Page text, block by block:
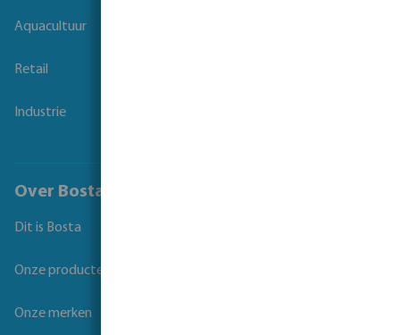
Aquacultuur
Retail
Industrie
Over Bosta
Dit is Bosta
Onze producten
Onze merken